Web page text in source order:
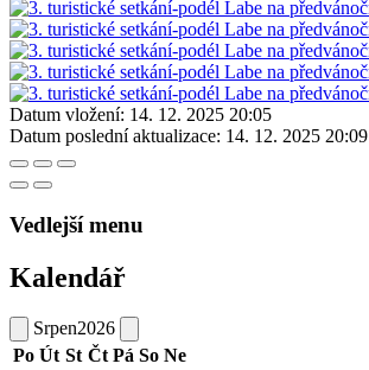
Datum vložení: 14. 12. 2025 20:05
Datum poslední aktualizace: 14. 12. 2025 20:09
Vedlejší menu
Kalendář
Srpen2026
Po Út St Čt Pá So Ne